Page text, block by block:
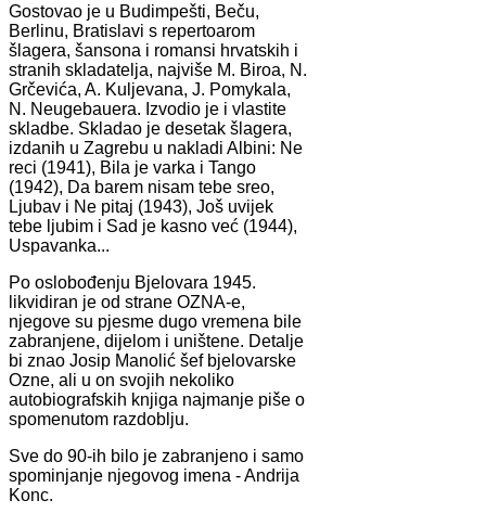
Gostovao je u Budimpešti, Beču,
Berlinu, Bratislavi s repertoarom
šlagera, šansona i romansi hrvatskih i
stranih skladatelja, najviše M. Biroa, N.
Grčevića, A. Kuljevana, J. Pomykala,
N. Neugebauera. Izvodio je i vlastite
skladbe. Skladao je desetak šlagera,
izdanih u Zagrebu u nakladi Albini: Ne
reci (1941), Bila je varka i Tango
(1942), Da barem nisam tebe sreo,
Ljubav i Ne pitaj (1943), Još uvijek
tebe ljubim i Sad je kasno već (1944),
Uspavanka...
Po oslobođenju Bjelovara 1945.
likvidiran je od strane OZNA-e,
njegove su pjesme dugo vremena bile
zabranjene, dijelom i uništene. Detalje
bi znao Josip Manolić šef bjelovarske
Ozne, ali u on svojih nekoliko
autobiografskih knjiga najmanje piše o
spomenutom razdoblju.
Sve do 90-ih bilo je zabranjeno i samo
spominjanje njegovog imena - Andrija
Konc.